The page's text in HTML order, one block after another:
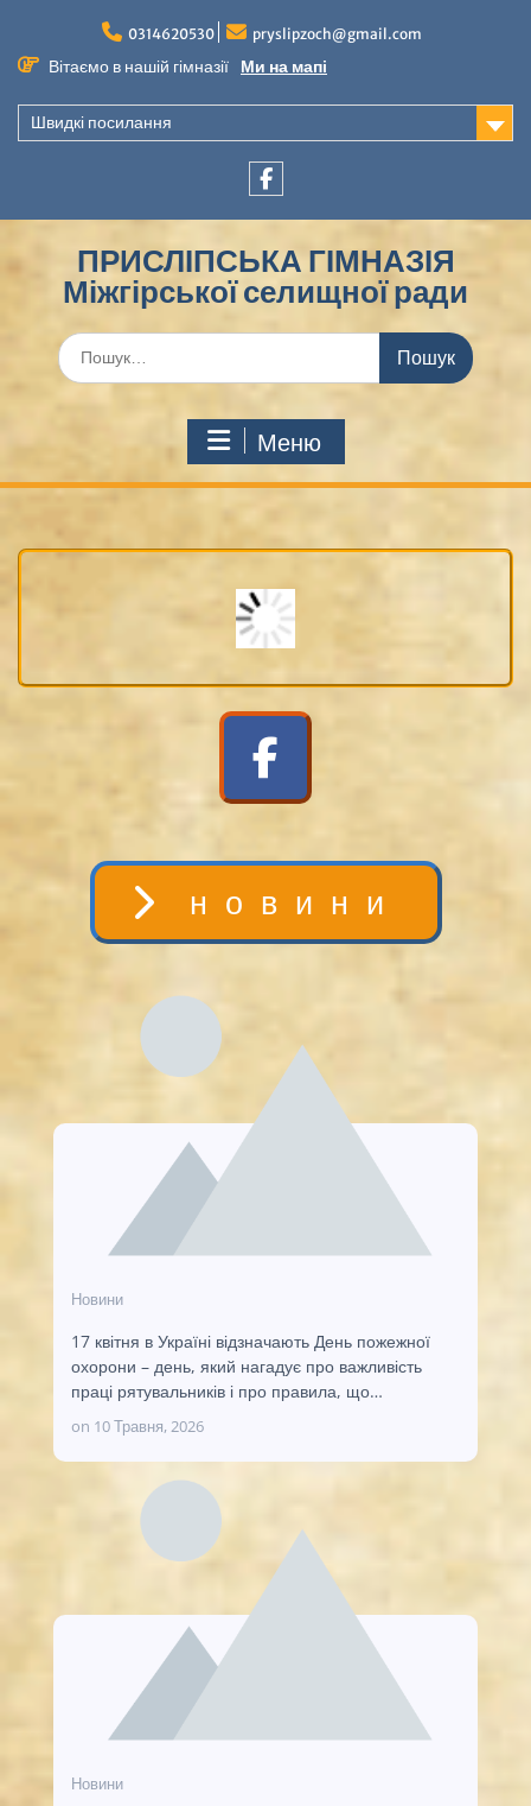
вмісту
0314620530 pryslipzoch@gmail.com
Вітаємо в нашій гімназії Ми на мапі
Швидкі посилання
ПРИСЛІПСЬКА ГІМНАЗІЯ
Міжгірської селищної ради
Шукати:
Меню
новини
Новини
17 квітня в Україні відзначають День пожежної
охорони – день, який нагадує про важливість
праці рятувальників і про правила, що…
on 10 Травня, 2026
Новини